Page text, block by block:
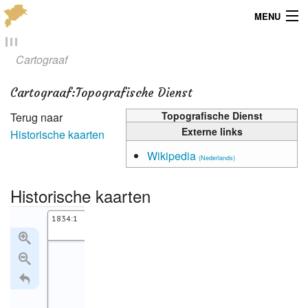
MENU
Menu
Dialect
Locaties
Overig
Verenigingsinfo
Cartograaf
Cartograaf:Topografische Dienst
Topografische Dienst
Externe links
Wikipedia (Nederlands)
Terug naar
Historische kaarten
Historische kaarten
1834:1